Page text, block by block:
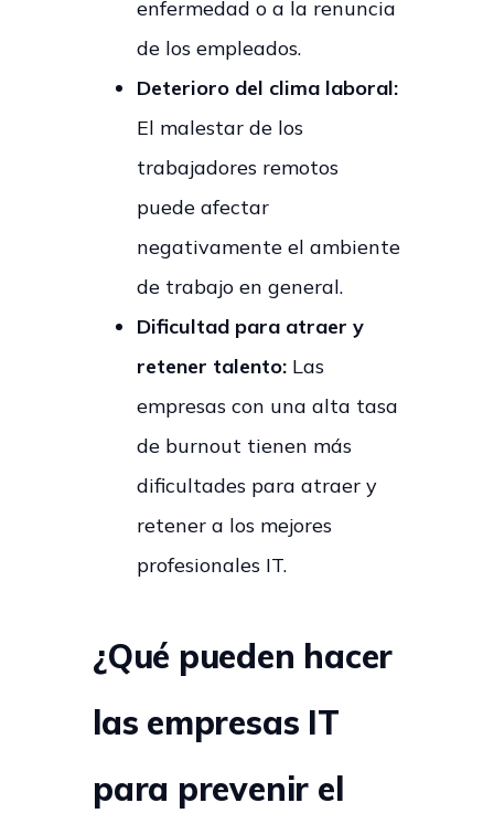
enfermedad o a la renuncia
de los empleados.
Deterioro del clima laboral:
El malestar de los
trabajadores remotos
puede afectar
negativamente el ambiente
de trabajo en general.
Dificultad para atraer y
retener talento: Las
empresas con una alta tasa
de burnout tienen más
dificultades para atraer y
retener a los mejores
profesionales IT.
¿Qué pueden hacer
las empresas IT
para prevenir el